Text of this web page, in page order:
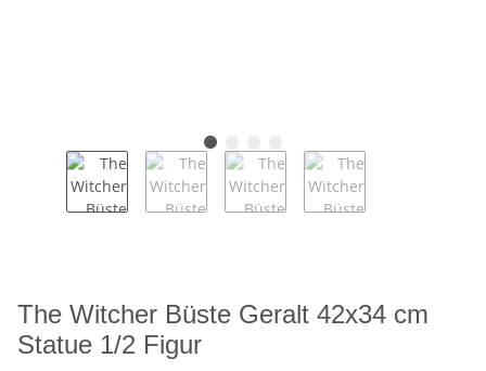
The Witcher Büste Geralt 42x34 cm
Statue 1/2 Figur